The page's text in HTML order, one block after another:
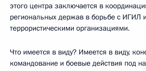
этого центра заключается в
региональных держав в борьбе с ИГИЛ
террористическими организациями.
Что имеется в виду? Имеется в виду,
командование и боевые действия под